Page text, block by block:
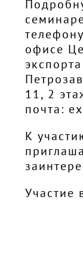
офисе
11, 2
почта:
К
Участие